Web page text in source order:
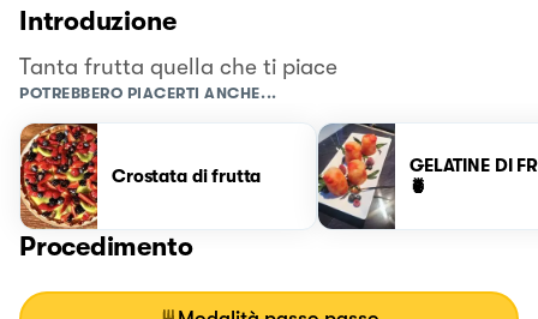
Introduzione
Tanta frutta quella che ti piace
POTREBBERO PIACERTI ANCHE...
Crostata di frutta
GELATINE DI
🍍
Procedimento